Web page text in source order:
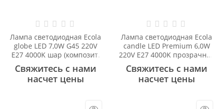
Лампа светодиодная Ecola
globe LED 7,0W G45 220V
E27 4000K шар (композит)
Свяжитесь с нами
насчет цены
Лампа светодиодная Ecola
candle LED Premium 6,0W
220V E27 4000K прозрачная
свеча с линзой (композит)
105x35 C7QV60ELC
Свяжитесь с нами
насчет цены